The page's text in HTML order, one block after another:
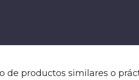
de productos similares o